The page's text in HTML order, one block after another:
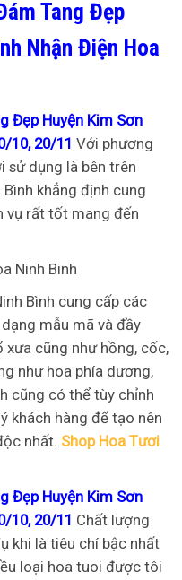
Tang Đẹp
Nhận Điện Hoa
Đẹp Huyện Kim Sơn
10, 20/11 Với phương
sử dụng là bên trên
khẳng định cung
vụ rất tốt mang đến
Ninh Binh
Bình cung cấp các
mẫu mã và đầy
cũng như hồng, cốc,
như hoa phía dương,
cũng có thể tùy chỉnh
khách hàng để tạo nên
nhất. Shop Hoa Tươi
Đẹp Huyện Kim Sơn
10, 20/11 Chất lượng
khi là tiêu chí bậc nhất
loại hoa tuoi được tôi